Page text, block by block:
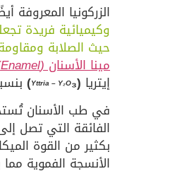
الزركونيا المعروفة
وكيميائية فريدة
حيث الصلابة
مينا الأسنان(Enamel)
إيتريا (
Yttria – Y₂O₃)
في طب الأسنان
الفائقة التي تصل
بكثير من القوة
الأنسجة الفموية